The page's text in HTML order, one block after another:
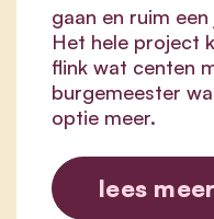
gaan en ruim
Het hele project
flink wat centen
burgemeester
optie meer.
lees meer